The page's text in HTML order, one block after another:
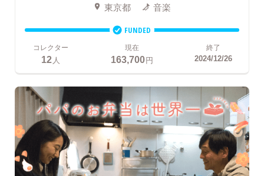
東京都 音楽
FUNDED
コレクター
12人
現在
163,700円
終了
2024/12/26